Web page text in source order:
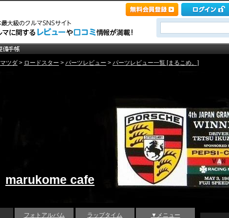
マツダ > ロードスター > パーツレビュー > パーツレビュー一覧 [まるこめ。]
marukome cafe
フォトアルバム ラップタイム ▼メニュー